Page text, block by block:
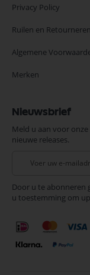
Privacy Policy
Ruilen en Retourneren
Algemene
Merken
Nieuwsbrief
Meld u aan voor
nieuwe releases.
onze
nieuwsbrief
Door u te abonneren
u toestemming om